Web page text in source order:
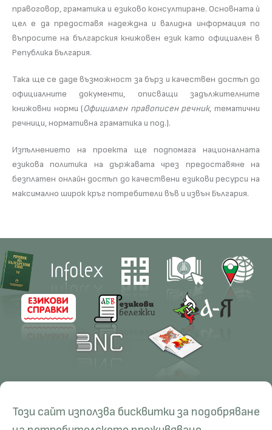
Този сайт използва бисквитки за подобряване
правоговор, граматика и езиково консултиране. Основната ѝ
цел е да предоставя надеждна и валидна информация по
въпросите на българския книжовен език като официален в
Република България.
Така ще се даде възможност за бърз и качествен достъп до
официалните документи, описващи задължителните
книжовни норми (Официален правописен речник, тематични
речници, нормативна граматика и под.).
Изпълнението на проекта ще подпомага националната
езикова политика на държавата чрез предоставяне на
безплатен онлайн достъп до качествени езикови ресурси на
максимално широк кръг потребители във и извън България.
Management Projects
Education Resources